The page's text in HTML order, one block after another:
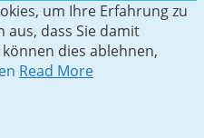
um Ihre Erfahrung zu
aus, dass Sie damit
dies ablehnen,
Read More